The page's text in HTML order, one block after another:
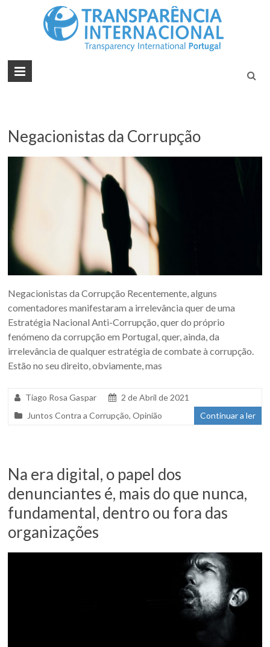
Negacionistas da Corrupção
Negacionistas da Corrupção Recentemente, alguns
comentadores manifestaram a irrelevância quer de uma
Estratégia Nacional Anti-Corrupção, quer do próprio
fenómeno da corrupção em Portugal, quer, ainda, da
irrelevância de qualquer estratégia de combate à corrupção.
Estão no seu direito, obviamente, mas
Tiago Rosa Gaspar
2 de Abril de 2021
Juntos Contra a Corrupção,Opinião Continuar a ler
Na era digital, o papel dos
denunciantes é, mais do que nunca,
fundamental, dentro ou fora das
organizações